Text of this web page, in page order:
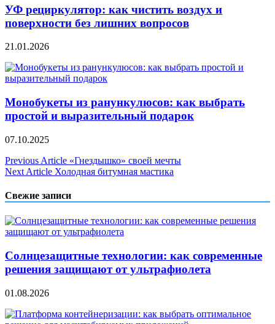
УФ рециркулятор: как чистить воздух и
поверхности без лишних вопросов
21.01.2026
Монобукеты из ранункулюсов: как выбрать
простой и выразительный подарок
07.10.2025
Навигация
по
записям
Previous Article «Гнездышко» своей мечты
Next Article Холодная битумная мастика
Свежие записи
Солнцезащитные технологии: как современные
решения защищают от ультрафиолета
01.08.2026